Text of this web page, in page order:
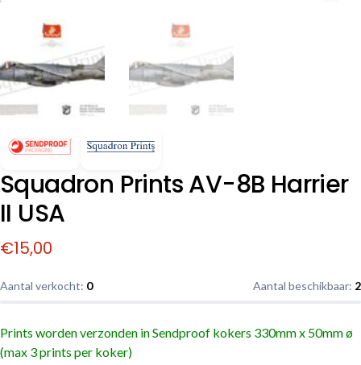
Squadron Prints AV-8B Harrier
II USA
€15,00
Aantal verkocht: 0 Aantal beschikbaar: 2
Prints worden verzonden in Sendproof kokers 330mm x 50mm ø
(max 3 prints per koker)